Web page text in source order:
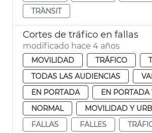
TRÀNSIT
Cortes de tráfico en fallas
modificado hace 4 años
MOVILIDAD TRÁFICO
TODAS LAS AUDIENCIAS
EN PORTADA
EN PORTADA
NORMAL
MOVILIDAD Y
FALLAS
FALLES